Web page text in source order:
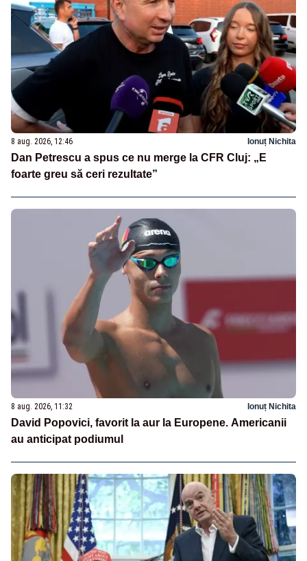
8 aug. 2026, 12:46 Ionuț Nichita
Dan Petrescu a spus ce nu merge la CFR Cluj: „E
foarte greu să ceri rezultate”
8 aug. 2026, 11:32 Ionuț Nichita
David Popovici, favorit la aur la Europene. Americanii
au anticipat podiumul